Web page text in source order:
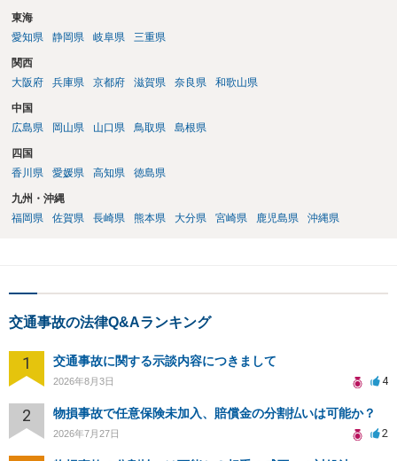
東海
愛知県
静岡県 岐阜県 三重県
関西
大阪府
兵庫県 京都府 滋賀県 奈良県 和歌山県
中国
広島県
岡山県 山口県 鳥取県 島根県
四国
香川県
愛媛県 高知県 徳島県
九州・沖縄
福岡県
佐賀県 長崎県 熊本県 大分県 宮崎県 鹿児島県 沖縄県
交通事故の法律Q&Aランキング
1 交通事故に関する示談内容につきまして
2026年8月3日 4
2 物損事故で任意保険未加入、賠償金の分割払いは可能か？
2026年7月27日 2